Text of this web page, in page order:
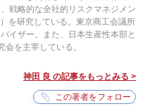
戦略的な全社的リスクマネジメン
を研究している。東京商工会議所
イザー。また、日本生産性本部と
を主宰している。
神田 良 の記事をもっとみる >